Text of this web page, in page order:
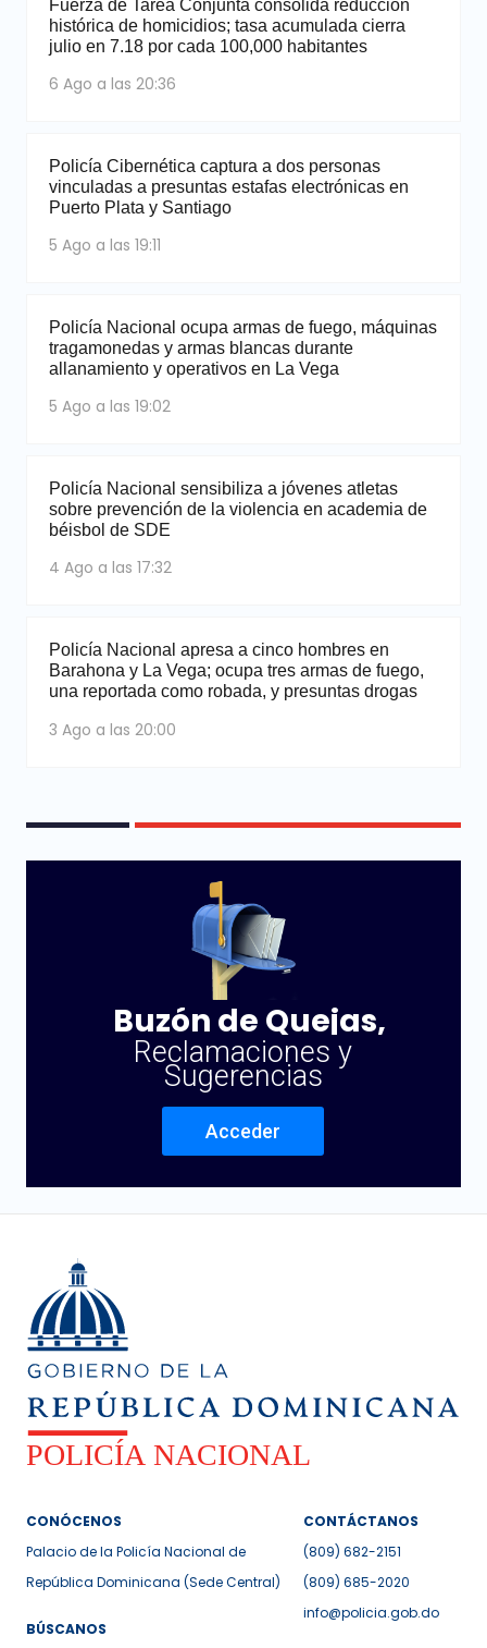
Fuerza de Tarea Conjunta consolida reducción
histórica de homicidios; tasa acumulada cierra
julio en 7.18 por cada 100,000 habitantes
6 Ago a las 20:36
Policía Cibernética captura a dos personas
vinculadas a presuntas estafas electrónicas en
Puerto Plata y Santiago
5 Ago a las 19:11
Policía Nacional ocupa armas de fuego, máquinas
tragamonedas y armas blancas durante
allanamiento y operativos en La Vega
5 Ago a las 19:02
Policía Nacional sensibiliza a jóvenes atletas
sobre prevención de la violencia en academia de
béisbol de SDE
4 Ago a las 17:32
Policía Nacional apresa a cinco hombres en
Barahona y La Vega; ocupa tres armas de fuego,
una reportada como robada, y presuntas drogas
3 Ago a las 20:00
Buzón de Quejas,
Reclamaciones y
Sugerencias
Acceder
CONÓCENOS
Palacio de la Policía Nacional de
República Dominicana (Sede Central)
BÚSCANOS
CONTÁCTANOS
(809) 682-2151
(809) 685-2020
info@policia.gob.do